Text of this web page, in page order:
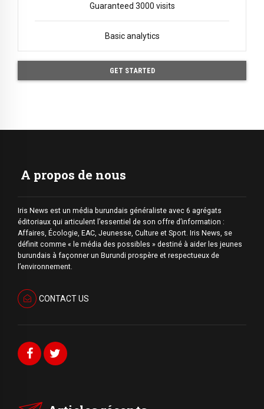
Guaranteed 3000 visits
Basic analytics
GET STARTED
A propos de nous
Iris News est un média burundais généraliste avec 6 agrégats
éditoriaux qui articulent l’essentiel de son offre d’information :
Affaires, Écologie, EAC, Jeunesse, Culture et Sport. Iris News, se
définit comme « le média des possibles » destiné à aider les jeunes
burundais à façonner un Burundi prospère et respectueux de
l’environnement.
CONTACT US